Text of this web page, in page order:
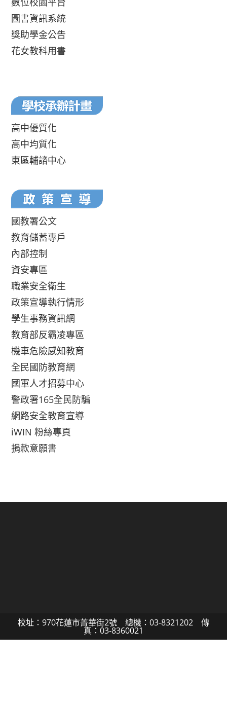
圖書資訊系統
獎助學金公告
花女教科用書
高中優質化
高中均質化
東區輔諮中心
國教署公文
教育儲蓄專戶
內部控制
資安專區
職業安全衛生
政策宣導執行情形
學生事務資訊網
教育部反霸凌專區
機車危險感知教育
全民國防教育網
國軍人才招募中心
警政署165全民防騙
網路安全教育宣導
iWIN 粉絲專頁
捐款意願書
校址：970花蓮市菁華街2號 總機：03-8321202 傳
真：03-8360021